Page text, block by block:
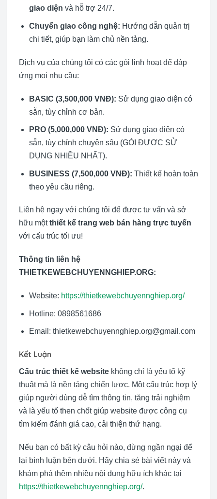
giao diện và hỗ trợ 24/7.
Chuyển giao công nghệ: Hướng dẫn quản trị
chi tiết, giúp bạn làm chủ nền tảng.
Dịch vụ của chúng tôi có các gói linh hoạt để đáp
ứng mọi nhu cầu:
BASIC (3,500,000 VNĐ): Sử dụng giao diện có
sẵn, tùy chỉnh cơ bản.
PRO (5,000,000 VNĐ): Sử dụng giao diện có
sẵn, tùy chỉnh chuyên sâu (GÓI ĐƯỢC SỬ
DỤNG NHIỀU NHẤT).
BUSINESS (7,500,000 VNĐ): Thiết kế hoàn toàn
theo yêu cầu riêng.
Liên hệ ngay với chúng tôi để được tư vấn và sở
hữu mộtthiết kế trang web bán hàng trực tuyến
với cấu trúc tối ưu!
Thông tin liên hệ
THIETKEWEBCHUYENNGHIEP.ORG:
Website: https://thietkewebchuyennghiep.org/
Hotline: 0898561686
Email: thietkewebchuyennghiep.org@gmail.com
Kết Luận
Cấu trúc thiết kế website không chỉ là yếu tố kỹ
thuật mà là nền tảng chiến lược. Một cấu trúc hợp lý
giúp người dùng dễ tìm thông tin, tăng trải nghiệm
và là yếu tố then chốt giúp website được công cụ
tìm kiếm đánh giá cao, cải thiện thứ hạng.
Nếu bạn có bất kỳ câu hỏi nào, đừng ngần ngại để
lại bình luận bên dưới. Hãy chia sẻ bài viết này và
khám phá thêm nhiều nội dung hữu ích khác tại
https://thietkewebchuyennghiep.org/.